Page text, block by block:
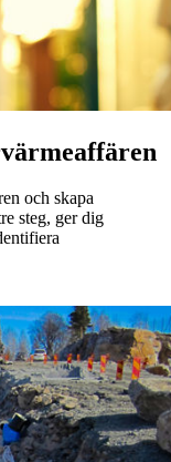
och skapa
steg, ger dig